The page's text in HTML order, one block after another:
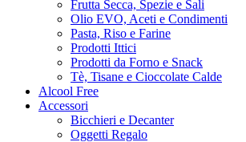
Frutta Secca, Spezie e Sali
Olio EVO, Aceti e Condimenti
Pasta, Riso e Farine
Prodotti Ittici
Prodotti da Forno e Snack
Tè, Tisane e Cioccolate Calde
Alcool Free
Accessori
Bicchieri e Decanter
Oggetti Regalo